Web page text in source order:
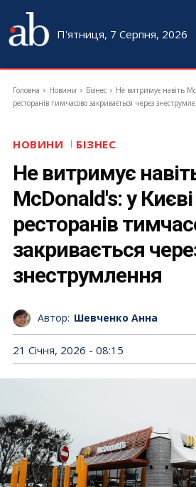
П'ятниця, 7 Серпня, 2026
Головна Новини Бізнес
Не витримує навіть
ресторанів тимчасово закривається через
НОВИНИ БІЗНЕС
Не витримує
McDonald's: у
ресторанів
закривається
знеструмлення
Автор: Шевченко Анна
21 Січня, 2026 - 08:15